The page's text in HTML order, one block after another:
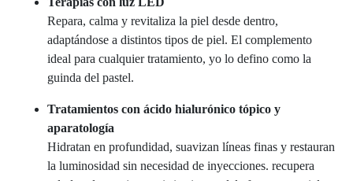
Repara, calma y revitaliza la piel desde dentro,
adaptándose a distintos tipos de piel. El complemento
ideal para cualquier tratamiento, yo lo defino como la
guinda del pastel.
Tratamientos con ácido hialurónico tópico y
aparatología
Hidratan en profundidad, suavizan líneas finas y restauran
la luminosidad sin necesidad de inyecciones. recupera